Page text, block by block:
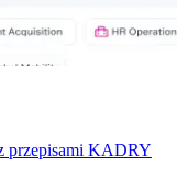
przepisami KADRY